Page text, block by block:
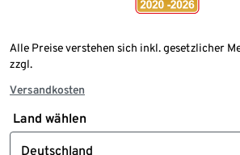
Alle Preise verstehen sich inkl. gesetzlicher
zzgl.
Versandkosten
Land wählen
Deutschland